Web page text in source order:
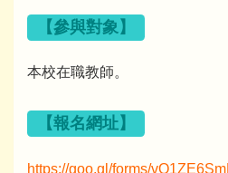
【參與對象】
本校在職教師。
【報名網址】
https://goo.gl/forms/